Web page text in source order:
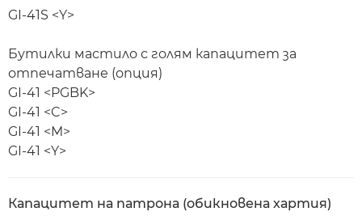
GI-41S <Y>
Бутилки мастило с голям капацитет за
отпечатване (опция)
GI-41 <PGBK>
GI-41 <C>
GI-41 <M>
GI-41 <Y>
Капацитет на патрона (обикновена хартия)